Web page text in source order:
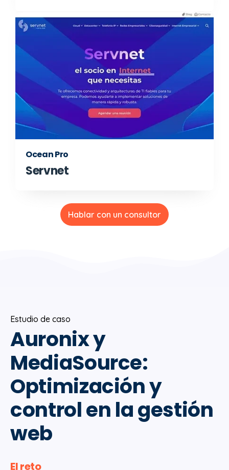
Ocean Pro
Servnet
Hablar con un consultor
Estudio de caso
Auronix y
MediaSource:
Optimización y
control en la gestión
web
El reto